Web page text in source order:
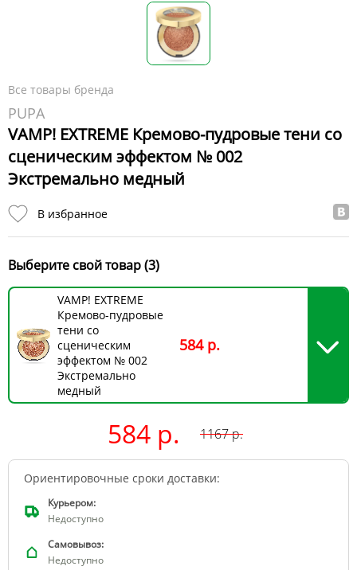
Все товары бренда
PUPA
VAMP! EXTREME Кремово-пудровые тени со
сценическим эффектом № 002
Экстремально медный
В избранное
Выберите свой товар (3)
VAMP! EXTREME
Кремово-пудровые
тени со
сценическим
эффектом № 002
Экстремально
медный
584 р.
584 р. 1167р.
Ориентировочные сроки доставки:
Курьером:
Недоступно
Самовывоз:
Недоступно